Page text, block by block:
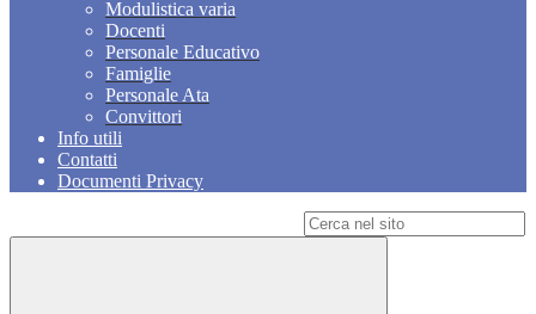
Modulistica varia
Docenti
Personale Educativo
Famiglie
Personale Ata
Convittori
Info utili
Contatti
Documenti Privacy